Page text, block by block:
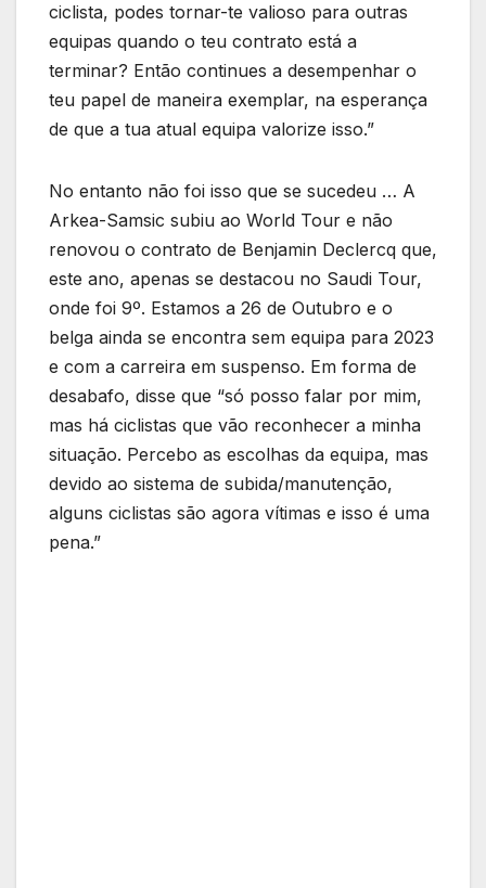
ciclista, podes tornar-te valioso para outras
equipas quando o teu contrato está a
terminar? Então continues a desempenhar o
teu papel de maneira exemplar, na esperança
de que a tua atual equipa valorize isso.”
No entanto não foi isso que se sucedeu … A
Arkea-Samsic subiu ao World Tour e não
renovou o contrato de Benjamin Declercq que,
este ano, apenas se destacou no Saudi Tour,
onde foi 9º. Estamos a 26 de Outubro e o
belga ainda se encontra sem equipa para 2023
e com a carreira em suspenso. Em forma de
desabafo, disse que “só posso falar por mim,
mas há ciclistas que vão reconhecer a minha
situação. Percebo as escolhas da equipa, mas
devido ao sistema de subida/manutenção,
alguns ciclistas são agora vítimas e isso é uma
pena.”